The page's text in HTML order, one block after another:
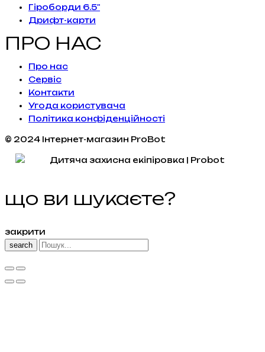
Гіроборди 6.5"
Дрифт-карти
ПРО НАС
Про нас
Сервiс
Контакти
Угода користувача
Політика конфіденційності
© 2024 Інтернет-магазин ProBot
що ви шукаєте?
закрити
search